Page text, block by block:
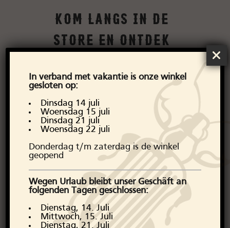
Kom langs in de
store en ontdek
Winkel Haarlem
BEKIJK WINKEL
In verband met vakantie is onze winkel
gesloten op:
Dinsdag 14 juli
Woensdag 15 juli
Dinsdag 21 juli
Woensdag 22 juli
Donderdag t/m zaterdag is de winkel
geopend
Wegen Urlaub bleibt unser Geschäft an
folgenden Tagen geschlossen:
Dienstag, 14. Juli
Mittwoch, 15. Juli
Dienstag, 21. Juli